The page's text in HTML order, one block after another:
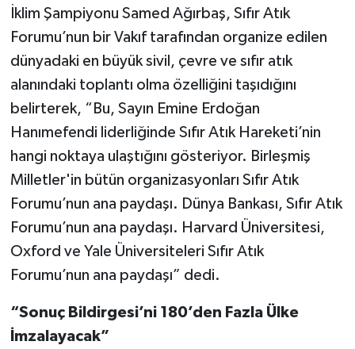
İklim Şampiyonu Samed Ağırbaş, Sıfır Atık
Forumu’nun bir Vakıf tarafından organize edilen
dünyadaki en büyük sivil, çevre ve sıfır atık
alanındaki toplantı olma özelliğini taşıdığını
belirterek, “Bu, Sayın Emine Erdoğan
Hanımefendi liderliğinde Sıfır Atık Hareketi’nin
hangi noktaya ulaştığını gösteriyor. Birleşmiş
Milletler'in bütün organizasyonları Sıfır Atık
Forumu’nun ana paydaşı. Dünya Bankası, Sıfır Atık
Forumu’nun ana paydaşı. Harvard Üniversitesi,
Oxford ve Yale Üniversiteleri Sıfır Atık
Forumu’nun ana paydaşı” dedi.
“Sonuç Bildirgesi’ni 180’den Fazla Ülke
İmzalayacak”